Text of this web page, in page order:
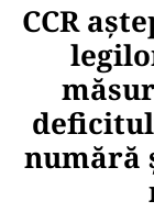
CCR
numără